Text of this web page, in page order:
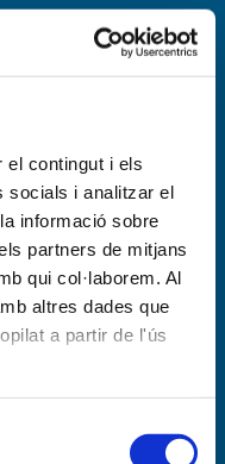
el contingut i els
socials i analitzar el
informació sobre
partners de mitjans
qui col·laborem. Al
altres dades que
a partir de l'ús